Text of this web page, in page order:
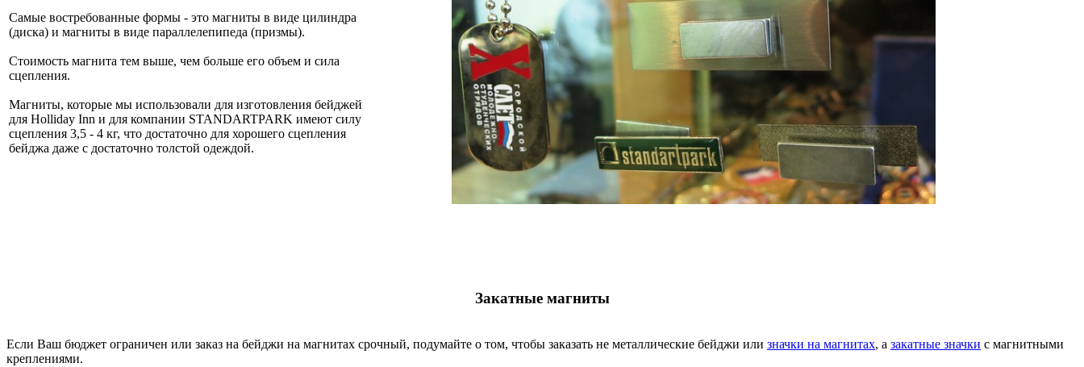
Самые востребованные формы - это магниты в виде цилиндра
(диска) и магниты в виде параллелепипеда (призмы).
Стоимость магнита тем выше, чем больше его объем и сила
сцепления.
Магниты, которые мы использовали для изготовления бейджей
для Holliday Inn и для компании STANDARTPARK имеют силу
сцепления 3,5 - 4 кг, что достаточно для хорошего сцепления
бейджа даже с достаточно толстой одеждой.
Закатные магниты
Если Ваш бюджет ограничен или заказ на бейджи на магнитах срочный, подумайте о том, чтобы заказать не металлические бейджи или значки на магнитах, а закатные значки с магнитными
креплениями.